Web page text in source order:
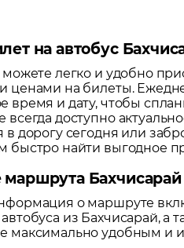
на автобус
можете легко и удобно
ценами на билеты.
время и дату, чтобы
всегда доступно
в дорогу сегодня или
быстро найти выгодное
о маршруте
из Бахчисарай, а
максимально удобным и